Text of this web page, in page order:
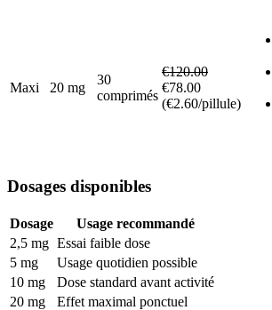
Maxi 20 mg
30
comprimés
€120.00
€78.00
(€2.60/pillule)
Dosages disponibles
Dosage
Usage recommandé
2,5 mg Essai faible dose
5 mg
Usage quotidien possible
10 mg
Dose standard avant activité
20 mg
Effet maximal ponctuel